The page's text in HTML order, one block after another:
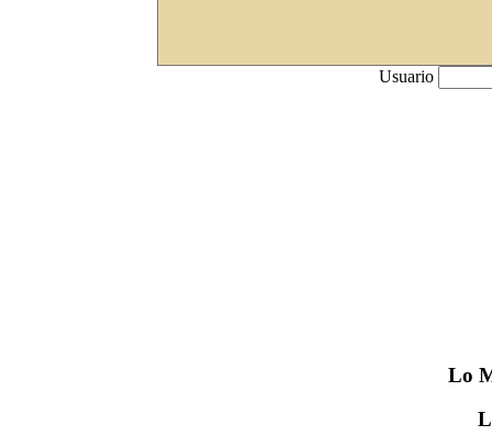
Usuario
Lo